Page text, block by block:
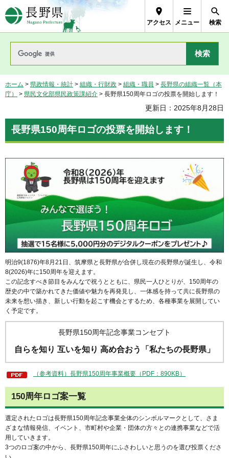
長野県Nagano Prefecture
アクセス メニュー 検索
ホーム > 県政情報・統計 > 組織・行財政 > 組織・職員 > 長野県の組織一覧（本
庁）
> 県民文化部県民政策課紹介 > 長野県150周年ロゴの投票を開始します！
更新日：2025年8月28日
長野県150周年ロゴの投票を開始します！
明治9(1876)年8月21日、筑摩県と長野県が合併し現在の長野県が誕生し、令和
8(2026)年に150周年を迎えます。
この記念すべき節目をみんなで祝うとともに、県民一人ひとりが、150周年の
歴史の中で築かれてきた価値や魅力を再発見し、一体感を持って共に長野県の
未来を想い描き、新しい行動を起こす機会とするため、各種事業を展開してい
く予定です。
長野県150周年記念事業コンセプト
自らを知り 互いを知り 高め合おう「私たちの長野県」
（参考資料）長野県150周年事業概要（PDF：890KB）
150周年ロゴ案一覧
選定されたロゴは長野県150周年記念事業全体のシンボルマークとして、さま
ざまな情報発信、イベント、市町村や企業・団体の方々との連携事業などで活
用していきます。
3つのロゴ案の中から、長野県150周年にふさわしいと思うのを選び投票くださ